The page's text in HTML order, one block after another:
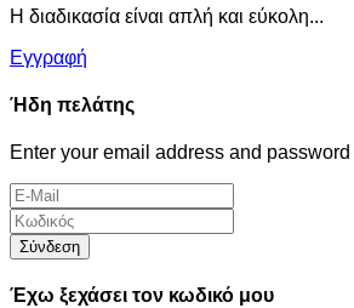
Η διαδικασία είναι απλή και εύκολη...
Εγγραφή
Ήδη πελάτης
Enter your email address and password
Σύνδεση
Έχω ξεχάσει τον κωδικό μου